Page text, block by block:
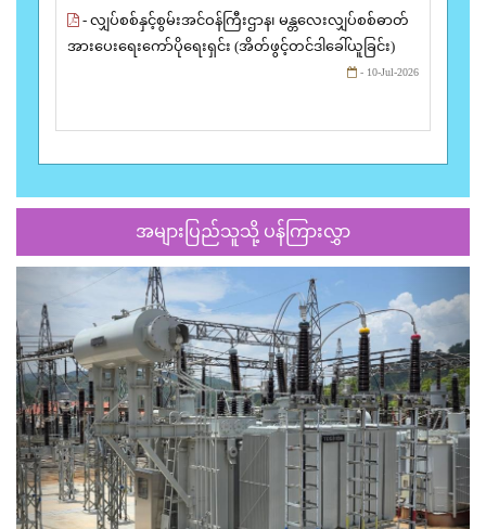
- လျှပ်စစ်နှင့်စွမ်းအင်ဝန်ကြီးဌာန၊ မန္တလေးလျှပ်စစ်ဓာတ်
အားပေးရေးကော်ပိုရေးရှင်း (အိတ်ဖွင့်တင်ဒါခေါ်ယူခြင်း)
- 10-Jul-2026
အများပြည်သူသို့ ပန်ကြားလွှာ
Previous